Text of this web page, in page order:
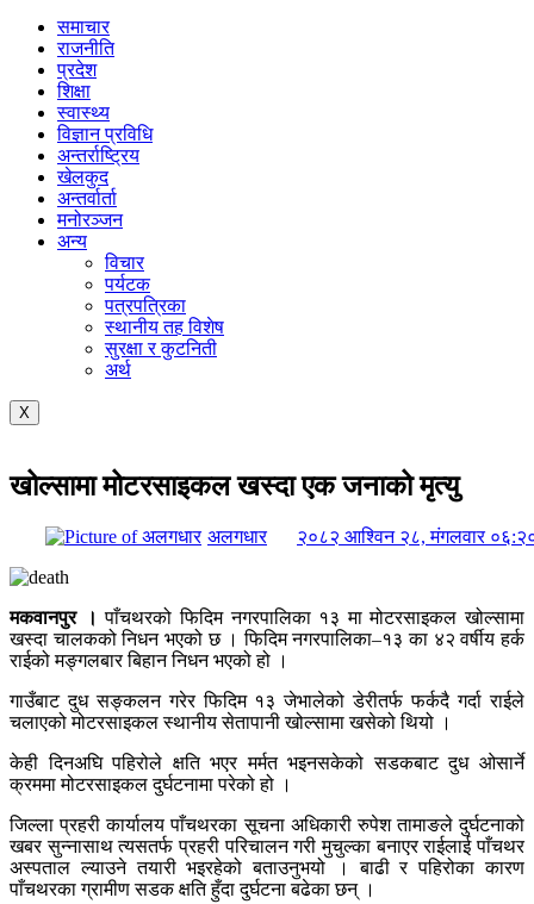
समाचार
राजनीति
प्रदेश
शिक्षा
स्वास्थ्य
विज्ञान प्रविधि
अन्तर्राष्ट्रिय
खेलकुद
अन्तर्वार्ता
मनोरञ्जन
अन्य
विचार
पर्यटक
पत्रपत्रिका
स्थानीय तह विशेष
सुरक्षा र कुटनिती
अर्थ
X
खोल्सामा मोटरसाइकल खस्दा एक जनाको मृत्यु
अलगधार २०८२ आश्विन २८, मंगलवार
मकवानपुर । पाँचथरको फिदिम नगरपालिका १३ मा मोटरसाइकल खोल्सामा
खस्दा चालकको निधन भएको छ । फिदिम नगरपालिका–१३ का ४२ वर्षीय हर्क
राईको मङ्गलबार बिहान निधन भएको हो ।
गाउँबाट दुध सङ्कलन गरेर फिदिम १३ जेभालेको डेरीतर्फ फर्कदै गर्दा राईले
चलाएको मोटरसाइकल स्थानीय सेतापानी खोल्सामा खसेको थियो ।
केही दिनअघि पहिरोले क्षति भएर मर्मत भइनसकेको सडकबाट दुध ओसार्ने
क्रममा मोटरसाइकल दुर्घटनामा परेको हो ।
जिल्ला प्रहरी कार्यालय पाँचथरका सूचना अधिकारी रुपेश तामाङले दुर्घटनाको
खबर सुन्नासाथ त्यसतर्फ प्रहरी परिचालन गरी मुचुल्का बनाएर राईलाई पाँचथर
अस्पताल ल्याउने तयारी भइरहेको बताउनुभयो । बाढी र पहिरोका कारण
पाँचथरका ग्रामीण सडक क्षति हुँदा दुर्घटना बढेका छन् ।